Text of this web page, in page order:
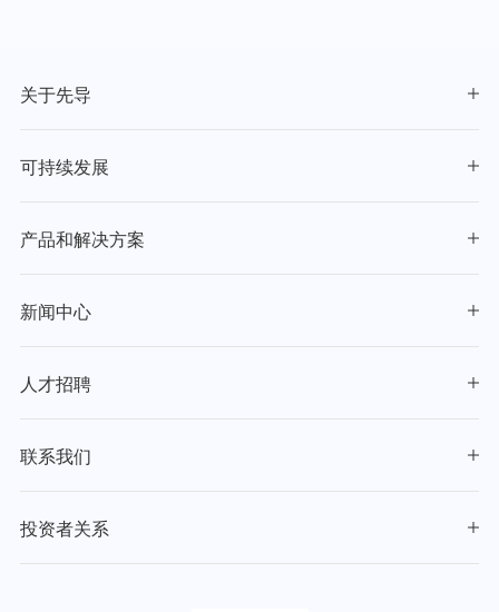
关于先导
可持续发展
产品和解决方案
新闻中心
人才招聘
联系我们
投资者关系